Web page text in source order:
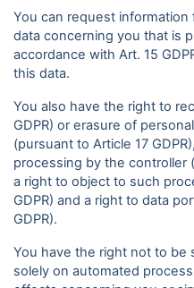
You can request
data concerning you that is
accordance with Art. 15
this data.
You also have the right to
GDPR) or erasure of
(pursuant to Article 17
processing by the controller
a right to object to such
GDPR) and a right to data
GDPR).
You have the right not to be
solely on automated